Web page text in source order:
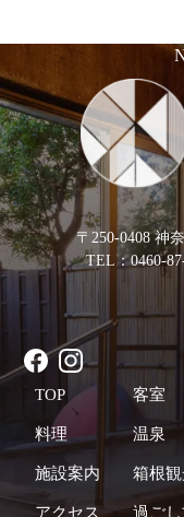
〒250-0408 神
TEL：0460-
TOP 客室
料理 温泉
施設案内 箱根
アクセス 過ご